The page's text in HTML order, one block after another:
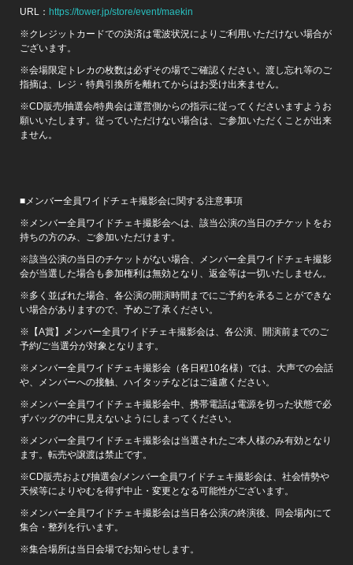
URL： https://tower.jp/store/event/maekin
※クレジットカードでの決済は電波状況によりご利用いただけない場合が
ございます。
※会場限定トレカの枚数は必ずその場でご確認ください。渡し忘れ等のご
指摘は、レジ・特典引換所を離れてからはお受け出来ません。
※CD販売/抽選会/特典会は運営側からの指示に従ってくださいますようお
願いいたします。従っていただけない場合は、ご参加いただくことが出来
ません。
■メンバー全員ワイドチェキ撮影会に関する注意事項
※メンバー全員ワイドチェキ撮影会へは、該当公演の当日のチケットをお
持ちの方のみ、ご参加いただけます。
※該当公演の当日のチケットがない場合、メンバー全員ワイドチェキ撮影
会が当選した場合も参加権利は無効となり、返金等は一切いたしません。
※多く並ばれた場合、各公演の開演時間までにご予約を承ることができな
い場合がありますので、予めご了承ください。
※【A賞】メンバー全員ワイドチェキ撮影会は、各公演、開演前までのご
予約/ご当選分が対象となります。
※メンバー全員ワイドチェキ撮影会（各日程10名様）では、大声での会話
や、メンバーへの接触、ハイタッチなどはご遠慮ください。
※メンバー全員ワイドチェキ撮影会中、携帯電話は電源を切った状態で必
ずバッグの中に見えないようにしまってください。
※メンバー全員ワイドチェキ撮影会は当選されたご本人様のみ有効となり
ます。転売や譲渡は禁止です。
※CD販売および抽選会/メンバー全員ワイドチェキ撮影会は、社会情勢や
天候等によりやむを得ず中止・変更となる可能性がございます。
※メンバー全員ワイドチェキ撮影会は当日各公演の終演後、同会場内にて
集合・整列を行います。
※集合場所は当日会場でお知らせします。